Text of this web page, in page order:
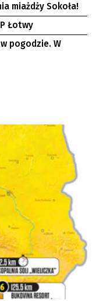
miażdży Sokoła!
Łotwy
pogodzie. W